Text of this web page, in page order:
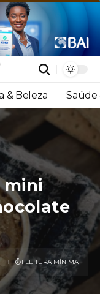
& Beleza Saúde
mini
1 LEITURA MÍNIMA